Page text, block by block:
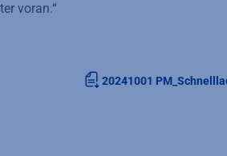
voran.“
20241001